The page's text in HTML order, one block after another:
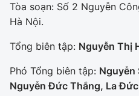
Tòa soạn: Số 2 Nguyễn
Hà Nội.
Tổng biên tập: Nguyễn Thị
Phó Tổng biên tập: Nguyễn
Nguyễn Đức Thắng, La